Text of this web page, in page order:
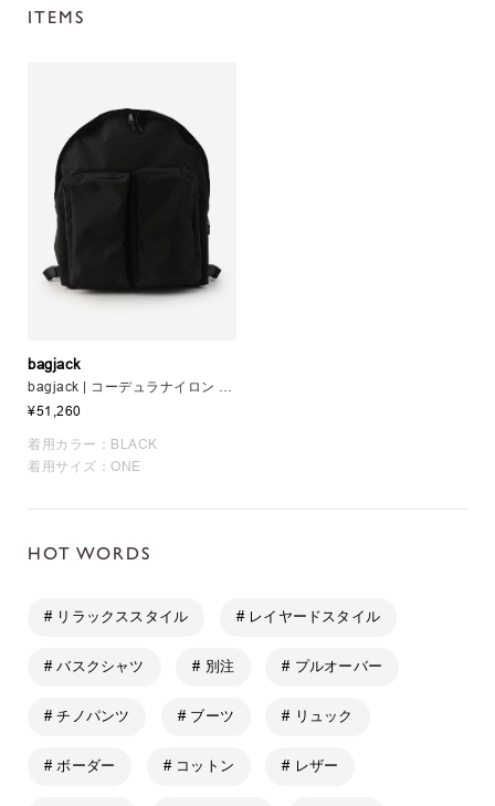
ITEMS
bagjack
¥51,260
着用カラー：BLACK
着用サイズ：ONE
HOT WORDS
# リラックススタイル # レイヤードスタイル
# バスクシャツ # 別注 # プルオーバー
# チノパンツ # ブーツ # リュック
# ボーダー # コットン # レザー